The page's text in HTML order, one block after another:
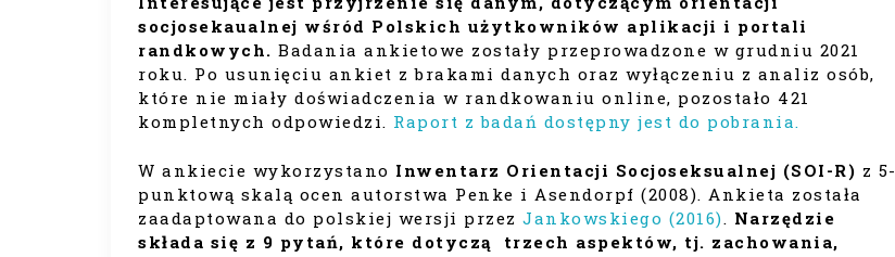
socjosekaualnej wśród Polskich użytkowników aplikacji i portali
randkowych. Badania ankietowe zostały przeprowadzone w grudniu 2021
roku. Po usunięciu ankiet z brakami danych oraz wyłączeniu z analiz osób,
które nie miały doświadczenia w randkowaniu online, pozostało 421
kompletnych odpowiedzi. Raport z badań dostępny jest do pobrania.
W ankiecie wykorzystano Inwentarz Orientacji Socjoseksualnej (SOI-R) z 5-
punktową skalą ocen autorstwa Penke i Asendorpf (2008). Ankieta została
zaadaptowana do polskiej wersji przez Jankowskiego (2016). Narzędzie
składa się z 9 pytań, które dotyczą trzech aspektów, tj. zachowania,